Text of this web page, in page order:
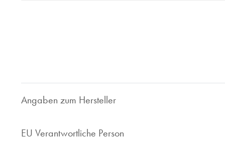
Angaben zum Hersteller
EU Verantwortliche Person